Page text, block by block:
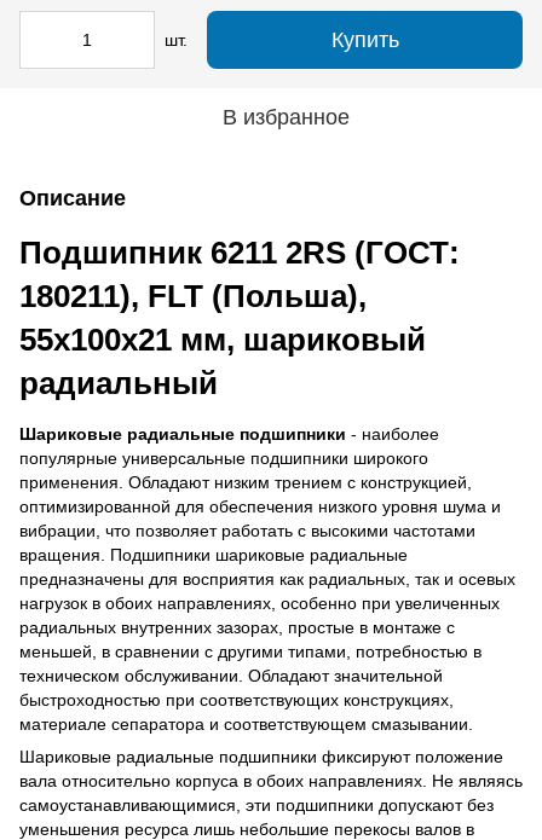
шт. Купить
В избранное
Описание
Подшипник 6211 2RS (ГОСТ:
180211), FLT (Польша),
55х100х21 мм, шариковый
радиальный
Шариковые радиальные подшипники - наиболее
популярные универсальные подшипники широкого
применения. Обладают низким трением с конструкцией,
оптимизированной для обеспечения низкого уровня шума и
вибрации, что позволяет работать с высокими частотами
вращения. Подшипники шариковые радиальные
предназначены для восприятия как радиальных, так и осевых
нагрузок в обоих направлениях, особенно при увеличенных
радиальных внутренних зазорах, простые в монтаже с
меньшей, в сравнении с другими типами, потребностью в
техническом обслуживании. Обладают значительной
быстроходностью при соответствующих конструкциях,
материале сепаратора и соответствующем смазывании.
Шариковые радиальные подшипники фиксируют положение
вала относительно корпуса в обоих направлениях. Не являясь
самоустанавливающимися, эти подшипники допускают без
уменьшения ресурса лишь небольшие перекосы валов в